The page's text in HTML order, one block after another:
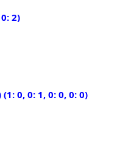
2)
0, 0: 1, 0: 0, 0: 0)